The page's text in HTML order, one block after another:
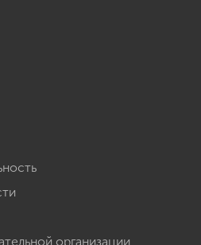
организации